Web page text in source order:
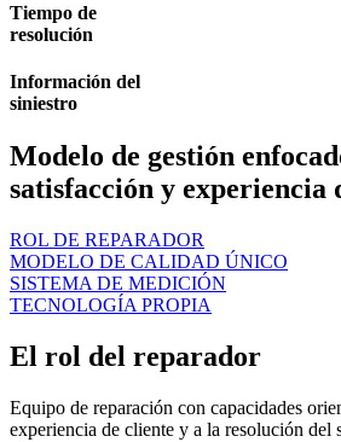
Tiempo de
resolución
Información del
siniestro
Modelo de gestión
satisfacción y experiencia
ROL DE REPARADOR
MODELO DE CALIDAD ÚNICO
SISTEMA DE MEDICIÓN
TECNOLOGÍA PROPIA
El rol del reparador
Equipo de reparación con capacidades
experiencia de cliente y a la resolución